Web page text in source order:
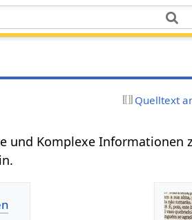
Quelltext
und Komplexe Informationen